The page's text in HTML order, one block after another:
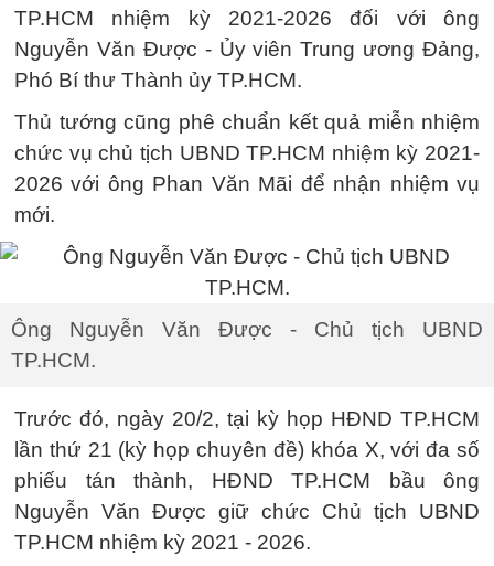
TP.HCM nhiệm kỳ 2021-2026 đối với ông
Nguyễn Văn Được - Ủy viên Trung ương Đảng,
Phó Bí thư Thành ủy TP.HCM.
Thủ tướng cũng phê chuẩn kết quả miễn nhiệm
chức vụ chủ tịch UBND TP.HCM nhiệm kỳ 2021-
2026 với ông Phan Văn Mãi để nhận nhiệm vụ
mới.
Ông Nguyễn Văn Được - Chủ tịch UBND
TP.HCM.
Trước đó, ngày 20/2, tại kỳ họp HĐND TP.HCM
lần thứ 21 (kỳ họp chuyên đề) khóa X, với đa số
phiếu tán thành, HĐND TP.HCM bầu ông
Nguyễn Văn Được giữ chức Chủ tịch UBND
TP.HCM nhiệm kỳ 2021 - 2026.